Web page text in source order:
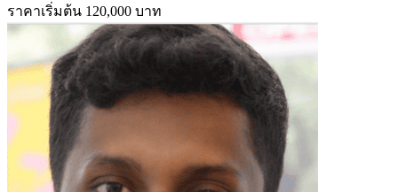
ราคาเริ่มต้น 120,000 บาท